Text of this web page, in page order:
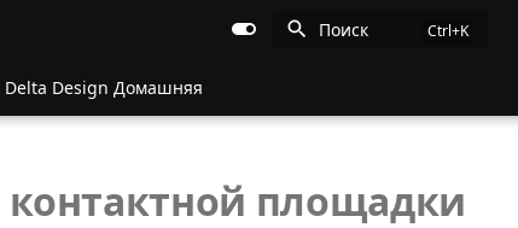
Поиск
Delta Design Домашняя
площадки